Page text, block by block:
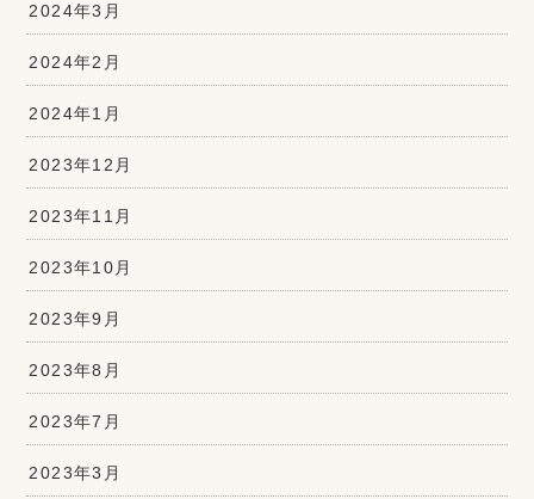
2024年3月
2024年2月
2024年1月
2023年12月
2023年11月
2023年10月
2023年9月
2023年8月
2023年7月
2023年3月